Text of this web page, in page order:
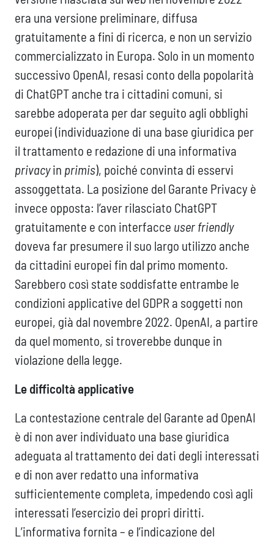
era una versione preliminare, diffusa
gratuitamente a fini di ricerca, e non un servizio
commercializzato in Europa. Solo in un momento
successivo OpenAI, resasi conto della popolarità
di ChatGPT anche tra i cittadini comuni, si
sarebbe adoperata per dar seguito agli obblighi
europei (individuazione di una base giuridica per
il trattamento e redazione di una informativa
privacyin primis), poiché convinta di esservi
assoggettata. La posizione del Garante Privacy è
invece opposta: l’aver rilasciato ChatGPT
gratuitamente e con interfacce user friendly
doveva far presumere il suo largo utilizzo anche
da cittadini europei fin dal primo momento.
Sarebbero così state soddisfatte entrambe le
condizioni applicative del GDPR a soggetti non
europei, già dal novembre 2022. OpenAI, a partire
da quel momento, si troverebbe dunque in
violazione della legge.
Le difficoltà applicative
La contestazione centrale del Garante ad OpenAI
è di non aver individuato una base giuridica
adeguata al trattamento dei dati degli interessati
e di non aver redatto una informativa
sufficientemente completa, impedendo così agli
interessati l’esercizio dei propri diritti.
L’informativa fornita – e l’indicazione del